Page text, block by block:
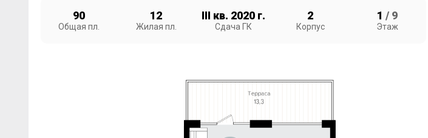
90
Общая пл.
12
Жилая пл.
III кв. 2020 г.
Сдача ГК
2
Корпус
1 / 9
Этаж